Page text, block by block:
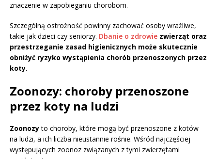
znaczenie w zapobieganiu chorobom.
Szczególną ostrożność powinny zachować osoby wrażliwe,
takie jak dzieci czy seniorzy. Dbanie o zdrowie zwierząt oraz
przestrzeganie zasad higienicznych może skutecznie
obniżyć ryzyko wystąpienia chorób przenoszonych przez
koty.
Zoonozy: choroby przenoszone
przez koty na ludzi
Zoonozyto choroby, które mogą być przenoszone z kotów
na ludzi, a ich liczba nieustannie rośnie. Wśród najczęściej
występujących zoonoz związanych z tymi zwierzętami